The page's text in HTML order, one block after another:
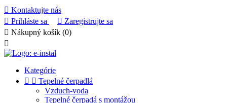
 Kontaktujte nás
 Prihláste sa  Zaregistrujte sa
 Nákupný košík (0)

Kategórie
  Tepelné čerpadlá
Vzduch-voda
Tepelné čerpadá s montážou